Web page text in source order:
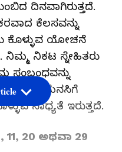
ದಿನವಾಗಿರುತ್ತದೆ.
ಕೆಲಸವನ್ನು
ಕೊಳ್ಳುವ ಯೋಚನೆ
ನಿಕಟ ಸ್ನೇಹಿತರು
ಸಂಬಂಧವನ್ನು
ಮನಸಿಗೆ
ಸಾಧ್ಯತೆ ಇರುತ್ತದೆ.
11, 20 ಅಥವಾ 29